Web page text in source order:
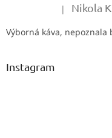
Hodnocení
| Nikola
Výborná káva, nepoznala
Instagram